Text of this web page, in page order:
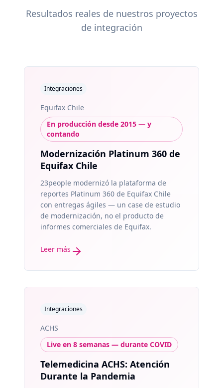
Resultados reales de nuestros proyectos
de integración
Integraciones
Equifax Chile
En producción desde 2015 — y
contando
Modernización Platinum 360 de
Equifax Chile
23people modernizó la plataforma de
reportes Platinum 360 de Equifax Chile
con entregas ágiles — un case de estudio
de modernización, no el producto de
informes comerciales de Equifax.
Leer más
Integraciones
ACHS
Live en 8 semanas — durante COVID
Telemedicina ACHS: Atención
Durante la Pandemia